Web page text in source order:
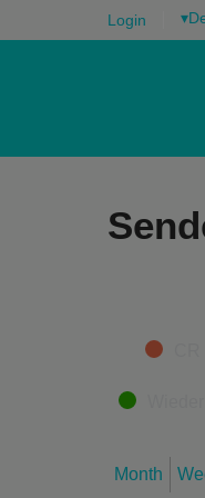
Login ▾
Categories
Month